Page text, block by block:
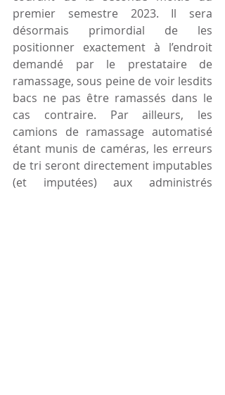
premier semestre 2023. Il sera
désormais primordial de les
positionner exactement à l’endroit
demandé par le prestataire de
ramassage, sous peine de voir lesdits
bacs ne pas être ramassés dans le
cas contraire. Par ailleurs, les
camions de ramassage automatisé
étant munis de caméras, les erreurs
de tri seront directement imputables
(et imputées) aux administrés